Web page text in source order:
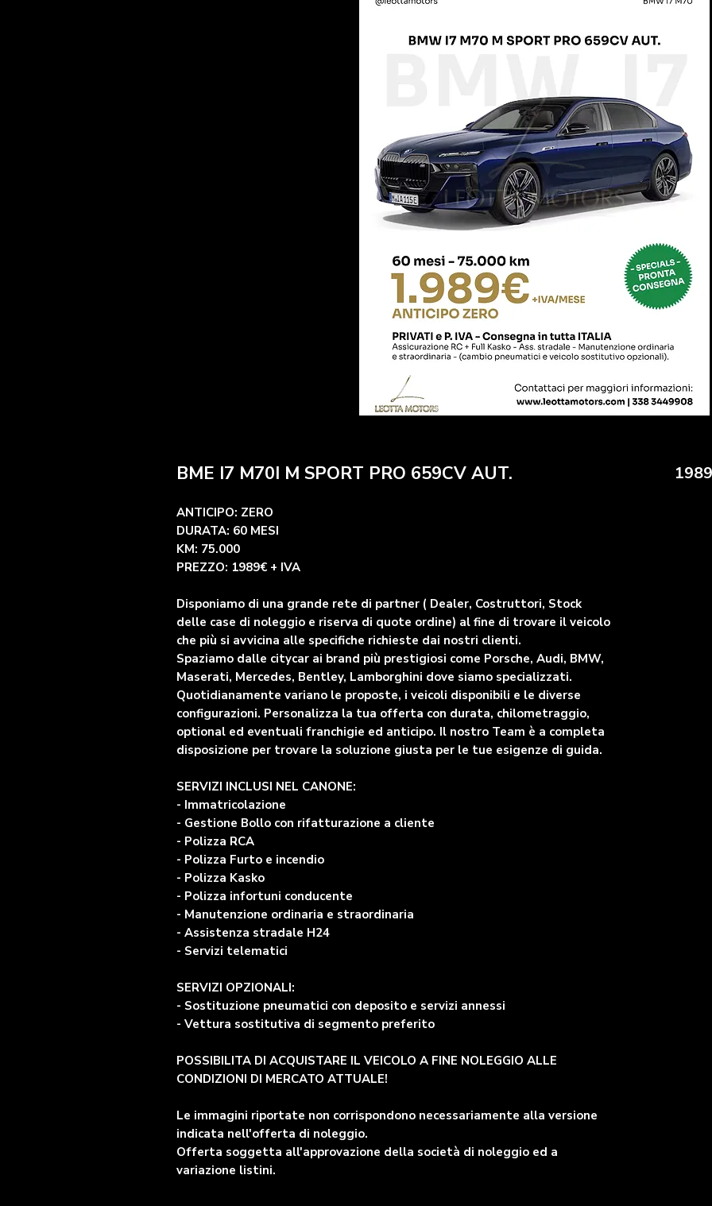
BME I7 M70I M SPORT PRO 659CV AUT.
ANTICIPO: ZERO
DURATA: 60 MESI
KM: 75.000
PREZZO: 1989€ + IVA
Disponiamo di una grande rete di partner ( Dealer, Costruttori, Stock
delle case di noleggio e riserva di quote ordine) al fine di trovare il veicolo
che più si avvicina alle specifiche richieste dai nostri clienti.
Spaziamo dalle citycar ai brand più prestigiosi come Porsche, Audi, BMW,
Maserati, Mercedes, Bentley, Lamborghini dove siamo specializzati.
Quotidianamente variano le proposte, i veicoli disponibili e le diverse
configurazioni. Personalizza la tua offerta con durata, chilometraggio,
optional ed eventuali franchigie ed anticipo. Il nostro Team è a completa
disposizione per trovare la soluzione giusta per le tue esigenze di guida.
SERVIZI INCLUSI NEL CANONE:
- Immatricolazione
- Gestione Bollo con rifatturazione a cliente
- Polizza RCA
- Polizza Furto e incendio
- Polizza Kasko
- Polizza infortuni conducente
- Manutenzione ordinaria e straordinaria
- Assistenza stradale H24
- Servizi telematici
SERVIZI OPZIONALI:
- Sostituzione pneumatici con deposito e servizi annessi
- Vettura sostitutiva di segmento preferito
POSSIBILITA DI ACQUISTARE IL VEICOLO A FINE NOLEGGIO ALLE
CONDIZIONI DI MERCATO ATTUALE!
Le immagini riportate non corrispondono necessariamente alla versione
indicata nell'offerta di noleggio.
Offerta soggetta all'approvazione della società di noleggio ed a
variazione listini.